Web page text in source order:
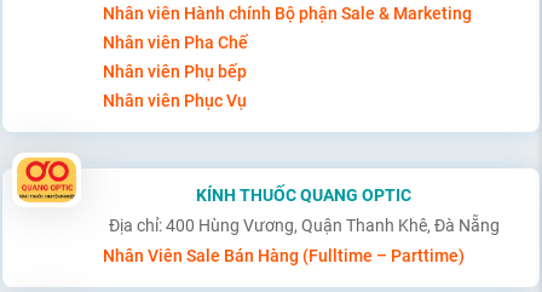
Nhân viên Hành chính Bộ phận Sale & Marketing
Nhân viên Pha Chế
Nhân viên Phụ bếp
Nhân viên Phục Vụ
KÍNH THUỐC QUANG OPTIC
Địa chỉ: 400 Hùng Vương, Quận Thanh Khê, Đà Nẵng
Nhân Viên Sale Bán Hàng (Fulltime – Parttime)